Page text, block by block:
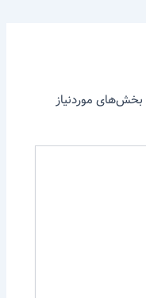
بخش‌های موردنیاز